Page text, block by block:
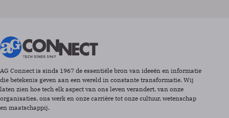
AG Connect is sinds 1967 de essentiële bron van ideeën en informatie
die betekenis geven aan een wereld in constante transformatie. Wij
laten zien hoe tech elk aspect van ons leven verandert, van onze
organisaties, ons werk en onze carrière tot onze cultuur, wetenschap
en maatschappij.